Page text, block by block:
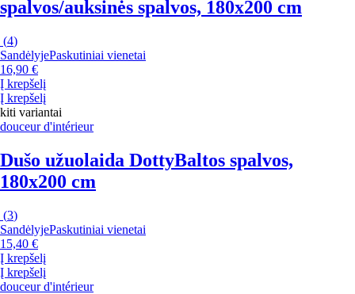
spalvos/auksinės spalvos, 180x200 cm
(4)
SandėlyjePaskutiniai vienetai
16,90 €
Į krepšelį
Į krepšelį
kiti variantai
douceur d'intérieur
Dušo užuolaida DottyBaltos spalvos,
180x200 cm
(3)
SandėlyjePaskutiniai vienetai
15,40 €
Į krepšelį
Į krepšelį
douceur d'intérieur